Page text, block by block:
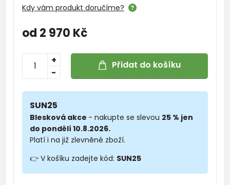
Kdy vám produkt doručíme?
od 2 970 Kč
-
+ Přidat do košíku
SUN25
Blesková akce - nakupte se slevou 25 % jen
do pondělí 10.8.2026.
Platí i na již zlevněné zboží.
👉 V košíku zadejte kód: SUN25